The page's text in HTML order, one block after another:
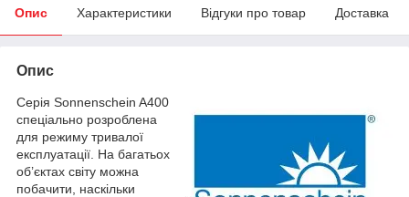
Опис Характеристики Відгуки про товар Доставка
Опис
Серія Sonnenschein A400
спеціально розроблена
для режиму тривалої
експлуатації. На багатьох
об’єктах світу можна
побачити, наскільки